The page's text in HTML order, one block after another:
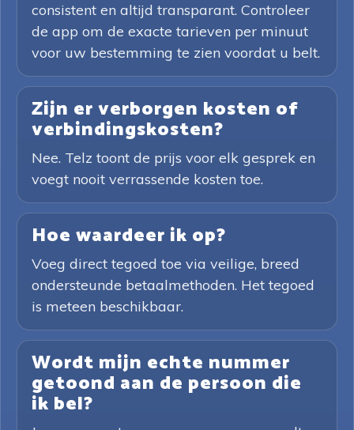
consistent en altijd transparant. Controleer
de app om de exacte tarieven per minuut
voor uw bestemming te zien voordat u belt.
Zijn er verborgen kosten of
verbindingskosten?
Nee. Telz toont de prijs voor elk gesprek en
voegt nooit verrassende kosten toe.
Hoe waardeer ik op?
Voeg direct tegoed toe via veilige, breed
ondersteunde betaalmethoden. Het tegoed
is meteen beschikbaar.
Wordt mijn echte nummer
getoond aan de persoon die
ik bel?